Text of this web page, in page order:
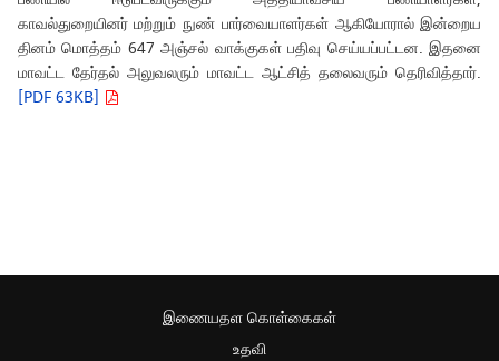
காவல்துறையினர் மற்றும் நுண் பார்வையாளர்கள் ஆகியோரால் இன்றைய
தினம் மொத்தம் 647 அஞ்சல் வாக்குகள் பதிவு செய்யப்பட்டன. இதனை
மாவட்ட தேர்தல் அலுவலரும் மாவட்ட ஆட்சித் தலைவரும் தெரிவித்தார்.
[PDF 63KB]
இணையதள கொள்கைகள்
உதவி